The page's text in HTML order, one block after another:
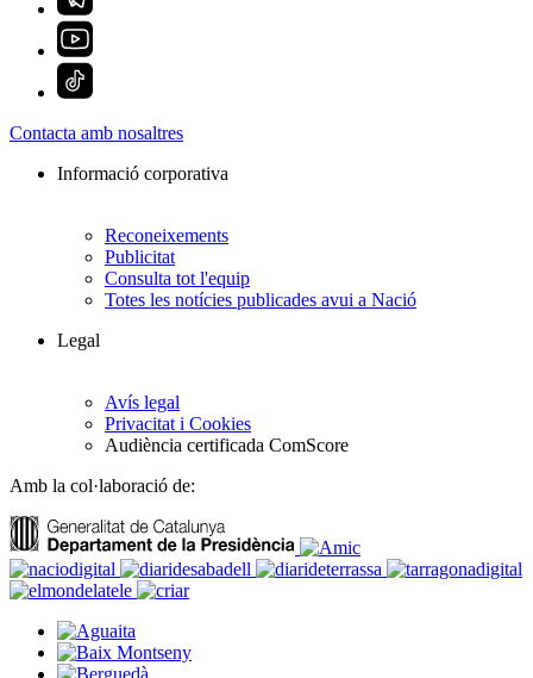
Contacta amb nosaltres
Informació corporativa
Reconeixements
Publicitat
Consulta tot l'equip
Totes les notícies publicades avui a Nació
Legal
Avís legal
Privacitat i Cookies
Audiència certificada ComScore
Amb la col·laboració de: